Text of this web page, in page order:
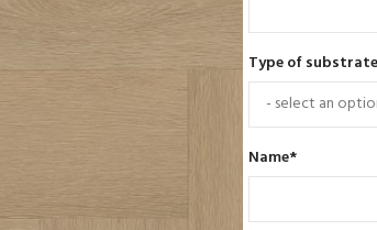
Type of substrate
Name*